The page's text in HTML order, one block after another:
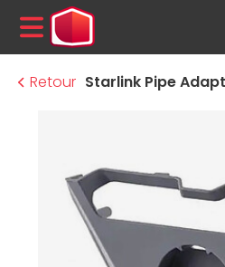
MENU
Retour Starlink Pipe